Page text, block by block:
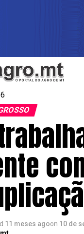
11 meses agoon 10 de